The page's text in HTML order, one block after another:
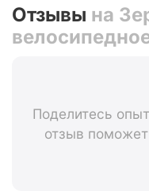
Отзывы на
Поделитесь
отзыв